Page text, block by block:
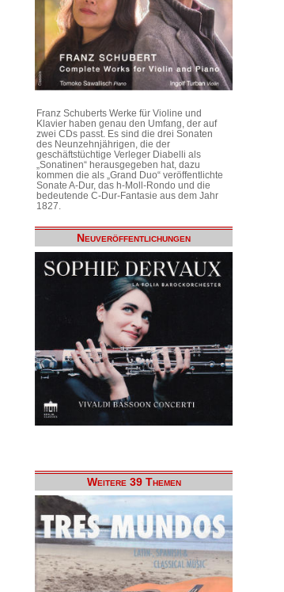
Franz Schuberts Werke für Violine und
Klavier haben genau den Umfang, der auf
zwei CDs passt. Es sind die drei Sonaten
des Neunzehnjährigen, die der
geschäftstüchtige Verleger Diabelli als
„Sonatinen“ herausgegeben hat, dazu
kommen die als „Grand Duo“ veröffentlichte
Sonate A-Dur, das h-Moll-Rondo und die
bedeutende C-Dur-Fantasie aus dem Jahr
1827.
Neuveröffentlichungen
Weitere 39 Themen